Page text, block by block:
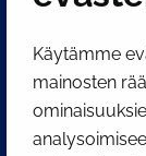
Käytämme
mainosten